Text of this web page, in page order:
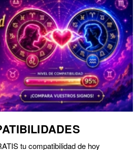
tu compatibilidad de hoy